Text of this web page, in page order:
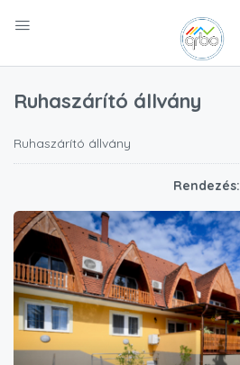
Ruhaszárító állvány
Ruhaszárító állvány
Rendezés: